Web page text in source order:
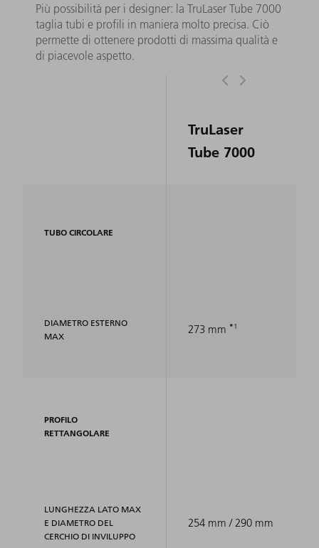
Più possibilità per i designer: la TruLaser Tube 7000
taglia tubi e profili in maniera molto precisa. Ciò
permette di ottenere prodotti di massima qualità e
di piacevole aspetto.
TUBO CIRCOLARE
DIAMETRO ESTERNO
MAX
PROFILO
RETTANGOLARE
LUNGHEZZA LATO MAX
E DIAMETRO DEL
CERCHIO DI INVILUPPO
TruLaser
Tube 7000
273 mm 1
254 mm / 290 mm